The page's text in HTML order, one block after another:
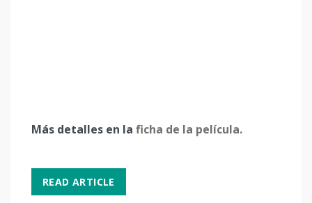
Más detalles en la ficha de la película.
READ ARTICLE